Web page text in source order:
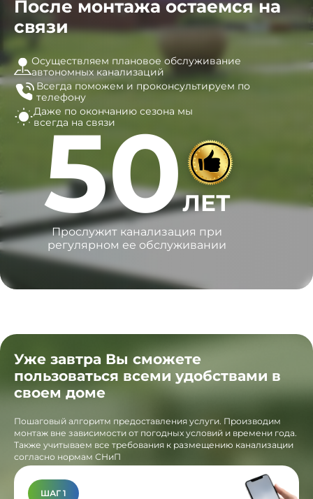
После монтажа остаемся на
связи
Осуществляем плановое обслуживание
автономных канализаций
Всегда поможем и проконсультируем по
телефону
Даже по окончанию сезона мы
всегда на связи
50ЛЕТ
Прослужит канализация при
регулярном ее обслуживании
Уже завтра Вы сможете
пользоваться всеми удобствами в
своем доме
Пошаговый алгоритм предоставления услуги. Производим
монтаж вне зависимости от погодных условий и времени года.
Также учитываем все требования к размещению канализации
согласно нормам СНиП
ШАГ 1